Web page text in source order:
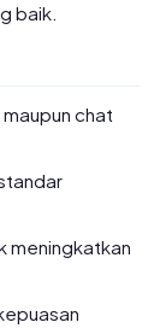
baik.
chat
meningkatkan